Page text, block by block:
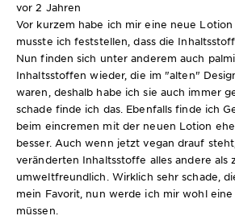
vor 2 Jahren
Vor kurzem habe ich mir eine neue
musste ich feststellen, dass die
Nun finden sich unter anderem auch
Inhaltsstoffen wieder, die im "alten"
waren, deshalb habe ich sie auch immer
schade finde ich das. Ebenfalls finde ich
beim eincremen mit der neuen Lotion
besser. Auch wenn jetzt vegan drauf
veränderten Inhaltsstoffe alles andere als
umweltfreundlich. Wirklich sehr schade,
mein Favorit, nun werde ich mir wohl eine
müssen.